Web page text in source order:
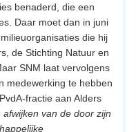
benaderd, die een
Daar moet dan in juni
die hij
de Stichting Natuur en
SNM laat vervolgens
medewerking te hebben
fractie aan Alders
van de door zijn